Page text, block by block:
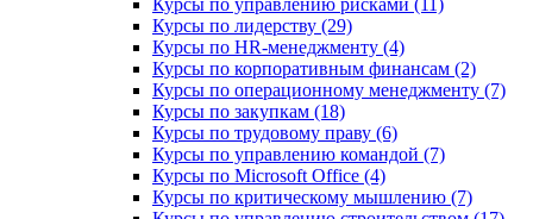
Курсы по управлению рисками (11)
Курсы по лидерству (29)
Курсы по HR-менеджменту (4)
Курсы по корпоративным финансам (2)
Курсы по операционному менеджменту (7)
Курсы по закупкам (18)
Курсы по трудовому праву (6)
Курсы по управлению командой (7)
Курсы по Microsoft Office (4)
Курсы по критическому мышлению (7)